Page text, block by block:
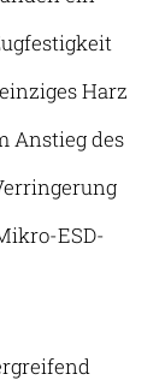
Harz
Anstieg des
ESD-